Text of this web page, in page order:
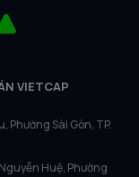
VIETCAP
Phường Sài Gòn, TP.
Huệ, Phường